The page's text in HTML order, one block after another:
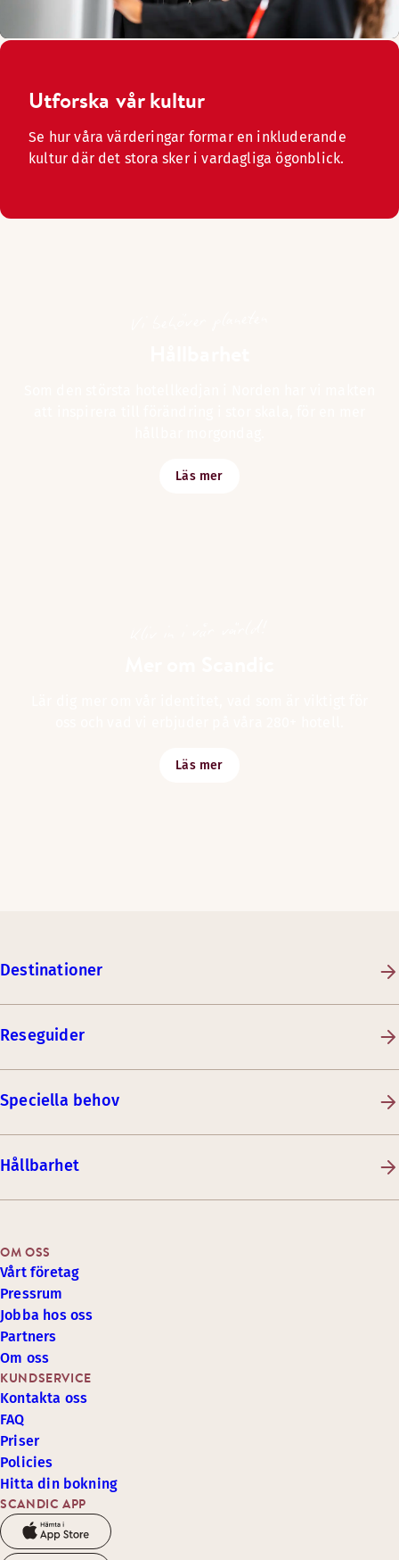
Utforska vår kultur
Se hur våra värderingar formar en inkluderande
kultur där det stora sker i vardagliga ögonblick.
Läs mer
Läs mer
Destinationer
Reseguider
Speciella behov
Hållbarhet
SCANDIC APP
KUNDSERVICE
Kontakta oss
FAQ
Priser
Policies
Hitta din bokning
OM OSS
Vårt företag
Pressrum
Jobba hos oss
Partners
Om oss